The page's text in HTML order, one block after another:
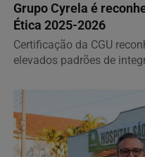
Grupo Cyrela é
Ética 2025-2026
Certificação da CGU
elevados padrões de